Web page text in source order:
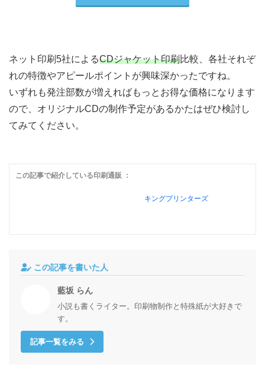
ネット印刷5社によるCDジャケット印刷比較、各社それぞ
れの特徴やアピールポイントが興味深かったですね。
いずれも発注部数が増えればもっとお得な価格になります
ので、オリジナルCDの制作予定があるかたはぜひ検討し
てみてください。
この記事で紹介している印刷通販 ：
キングプリンターズ
この記事を書いた人
藍坂 らん
小説も書くライター。印刷物制作と特殊紙が大好きで
す。
記事一覧をみる